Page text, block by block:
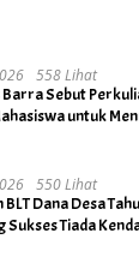
558 Lihat
Barra Sebut
untuk
550 Lihat
Dana Desa
Tiada